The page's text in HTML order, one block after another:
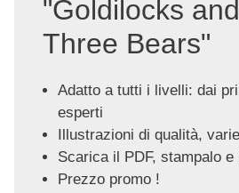
"Goldilocks
Three Bears"
Adatto a tutti i livelli: dai
esperti
Illustrazioni di qualità,
Scarica il PDF, stampalo
Prezzo promo !